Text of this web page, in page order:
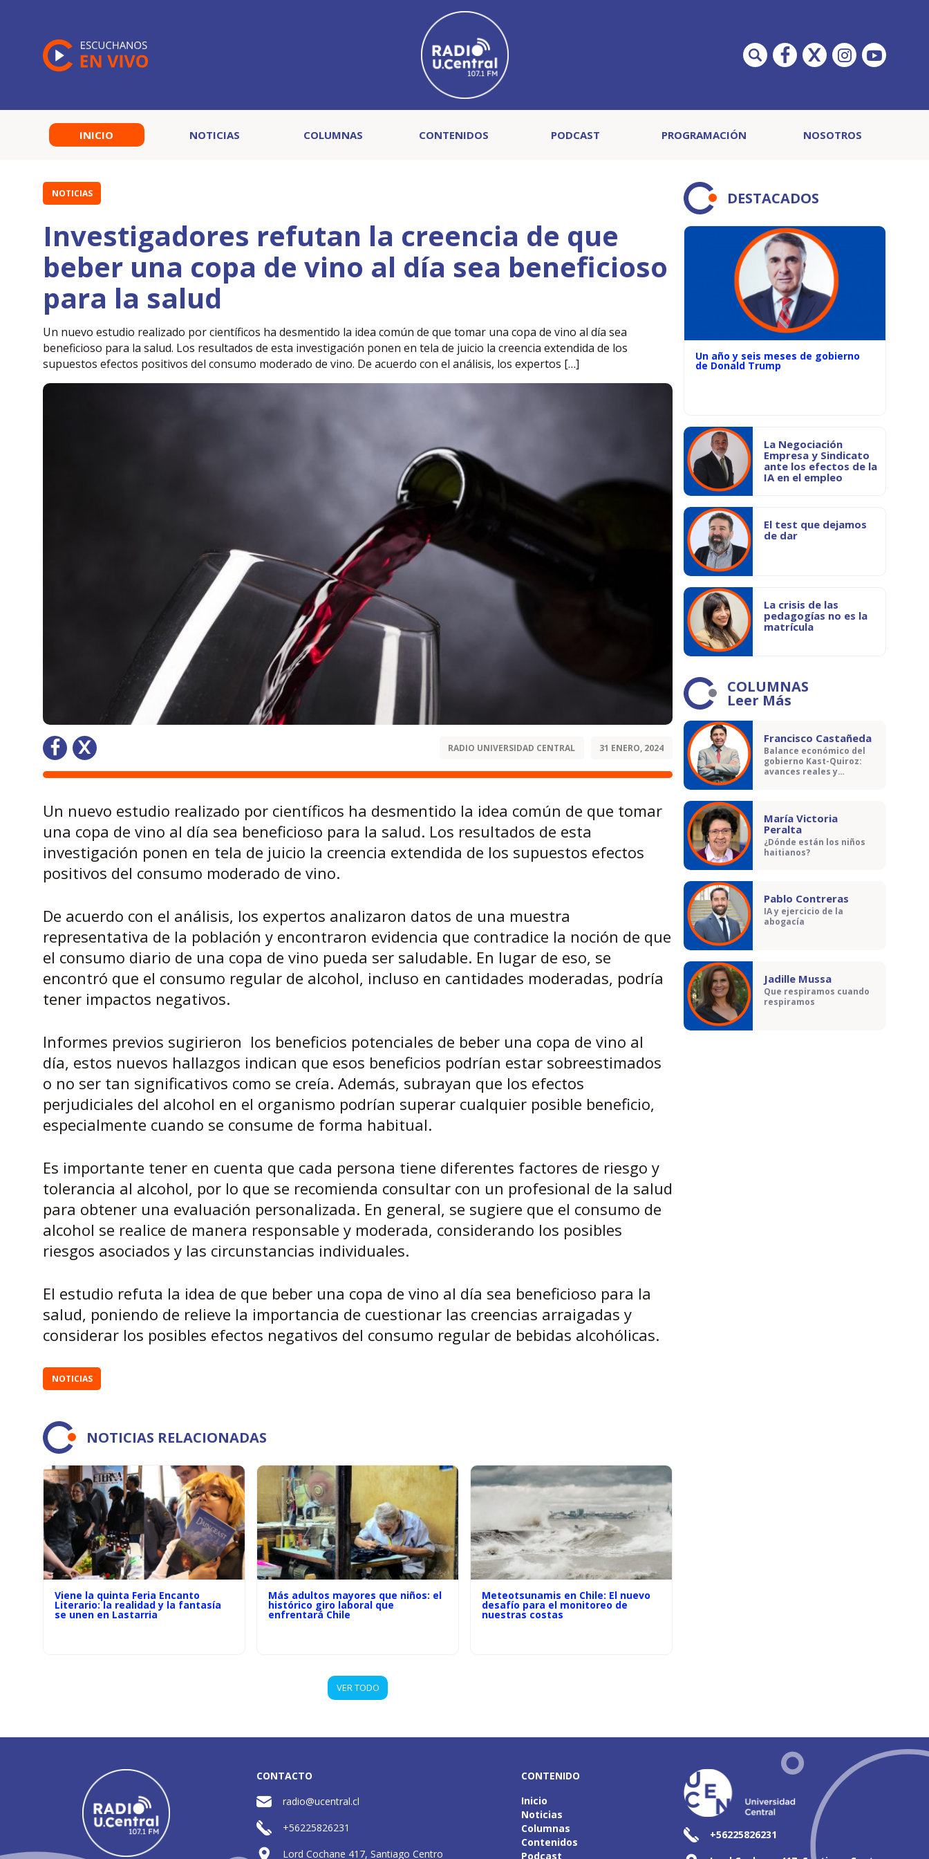
INICIO NOTICIAS COLUMNAS CONTENIDOS PODCAST PROGRAMACIÓN NOSOTROS
NOTICIAS
Investigadores refutan la creencia de que
beber una copa de vino al día sea beneficioso
para la salud
Un nuevo estudio realizado por científicos ha desmentido la idea común de que tomar una copa de vino al día sea
beneficioso para la salud. Los resultados de esta investigación ponen en tela de juicio la creencia extendida de los
supuestos efectos positivos del consumo moderado de vino. De acuerdo con el análisis, los expertos […]
RADIO UNIVERSIDAD CENTRAL 31 ENERO, 2024
Un nuevo estudio realizado por científicos ha desmentido la idea común de que tomar
una copa de vino al día sea beneficioso para la salud. Los resultados de esta
investigación ponen en tela de juicio la creencia extendida de los supuestos efectos
positivos del consumo moderado de vino.
De acuerdo con el análisis, los expertos analizaron datos de una muestra
representativa de la población y encontraron evidencia que contradice la noción de que
el consumo diario de una copa de vino pueda ser saludable. En lugar de eso, se
encontró que el consumo regular de alcohol, incluso en cantidades moderadas, podría
tener impactos negativos.
Informes previos sugirieron los beneficios potenciales de beber una copa de vino al
día, estos nuevos hallazgos indican que esos beneficios podrían estar sobreestimados
o no ser tan significativos como se creía. Además, subrayan que los efectos
perjudiciales del alcohol en el organismo podrían superar cualquier posible beneficio,
especialmente cuando se consume de forma habitual.
Es importante tener en cuenta que cada persona tiene diferentes factores de riesgo y
tolerancia al alcohol, por lo que se recomienda consultar con un profesional de la salud
para obtener una evaluación personalizada. En general, se sugiere que el consumo de
alcohol se realice de manera responsable y moderada, considerando los posibles
riesgos asociados y las circunstancias individuales.
El estudio refuta la idea de que beber una copa de vino al día sea beneficioso para la
salud, poniendo de relieve la importancia de cuestionar las creencias arraigadas y
considerar los posibles efectos negativos del consumo regular de bebidas alcohólicas.
NOTICIAS
NOTICIAS RELACIONADAS
Viene la quinta Feria Encanto
Literario: la realidad y la fantasía
se unen en Lastarria
Más adultos mayores que niños: el
histórico giro laboral que
enfrentará Chile
Meteotsunamis en Chile: El nuevo
desafío para el monitoreo de
nuestras costas
VER TODO
DESTACADOS
Un año y seis meses de gobierno
de Donald Trump
La Negociación
Empresa y Sindicato
ante los efectos de la
IA en el empleo
El test que dejamos
de dar
La crisis de las
pedagogías no es la
matrícula
COLUMNAS
Leer Más
Francisco Castañeda
Balance económico del
gobierno Kast-Quiroz:
avances reales y
María Victoria
Peralta
¿Dónde están los niños
haitianos?
Pablo Contreras
IA y ejercicio de la
abogacía
Jadille Mussa
Que respiramos cuando
respiramos
CONTACTO
radio@ucentral.cl
+56225826231
Lord Cochane 417, Santiago Centro
CONTENIDO
Inicio
Noticias
Columnas
Contenidos
Podcast
+56225826231